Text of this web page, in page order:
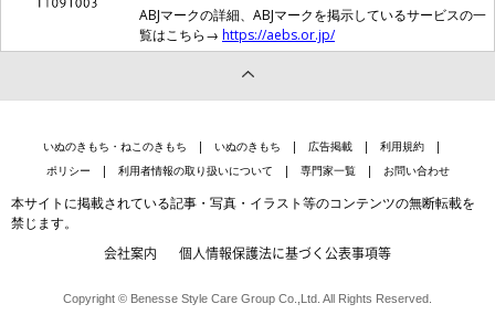
ABJマークの詳細、ABJマークを掲示しているサービスの一
覧はこちら→ https://aebs.or.jp/
いぬのきもち・ねこのきもち いぬのきもち 広告掲載
利用規約
ポリシー
利用者情報の取り扱いについて 専門家一覧 お問い合わせ
本サイトに掲載されている記事・写真・イラスト等のコンテンツの無断転載を
禁じます。
会社案内 個人情報保護法に基づく公表事項等
Copyright © Benesse Style Care Group Co.,Ltd. All Rights Reserved.